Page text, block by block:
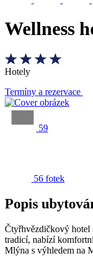
Wellness
Hotely
Termíny a rezervace
59
56 fotek
Popis
Čtyřhvězdičkový hotel
tradicí, nabízí
Mlýna s výhledem na